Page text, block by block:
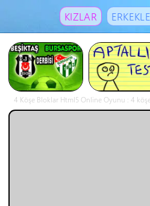
KIZLAR
4 Köşe Bloklar Html5 Online Oyunu : 4
şekilde ne